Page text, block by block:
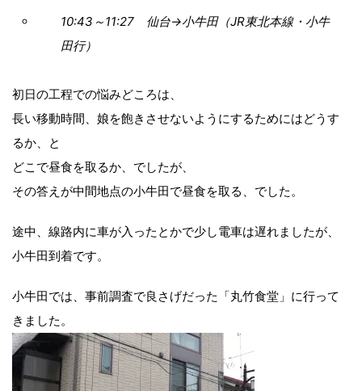
10:43～11:27 仙台→小牛田（JR東北本線・小牛
田行）
初日の工程での悩みどころは、
長い移動時間、娘を飽きさせないようにするためにはどうす
るか、と
どこで昼食を取るか、でしたが、
その答えが中間地点の小牛田で昼食を取る、でした。
途中、線路内に車が入ったとかで少し電車は遅れましたが、
小牛田到着です。
小牛田では、事前調査で良さげだった「丸竹食堂」に行って
きました。